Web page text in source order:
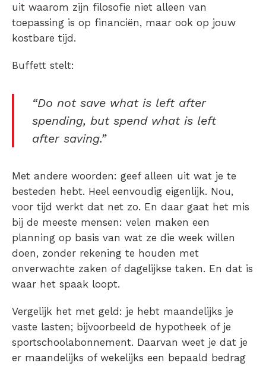
uit waarom zijn filosofie niet alleen van
toepassing is op financiën, maar ook op jouw
kostbare tijd.
Buffett stelt:
“Do not save what is left after
spending, but spend what is left
after saving.”
Met andere woorden: geef alleen uit wat je te
besteden hebt. Heel eenvoudig eigenlijk. Nou,
voor tijd werkt dat net zo. En daar gaat het mis
bij de meeste mensen: velen maken een
planning op basis van wat ze die week willen
doen, zonder rekening te houden met
onverwachte zaken of dagelijkse taken. En dat is
waar het spaak loopt.
Vergelijk het met geld: je hebt maandelijks je
vaste lasten; bijvoorbeeld de hypotheek of je
sportschoolabonnement. Daarvan weet je dat je
er maandelijks of wekelijks een bepaald bedrag